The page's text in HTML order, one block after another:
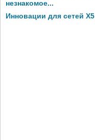
незнакомое...
Инновации для сетей X5